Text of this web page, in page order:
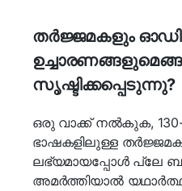
തർജ്ജമകളും
സൃഷ്ടിക്കപ്പെടുന്നു?
ഒരു വാക്ക് നൽകുക,
ഭാഷകളിലുള്ള
ലഭ്യമായപ്പോൾ പ്ലേ
അമർത്തിയാൽ